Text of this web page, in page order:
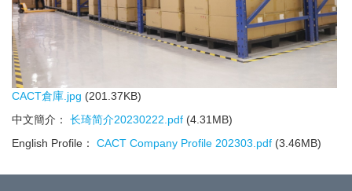
CACT倉庫.jpg (201.37KB)
中文簡介： 长琦简介20230222.pdf (4.31MB)
English Profile： CACT Company Profile 202303.pdf (3.46MB)